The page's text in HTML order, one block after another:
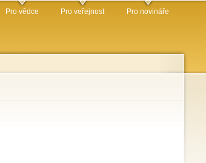
Pro vědce Pro veřejnost Pro novináře